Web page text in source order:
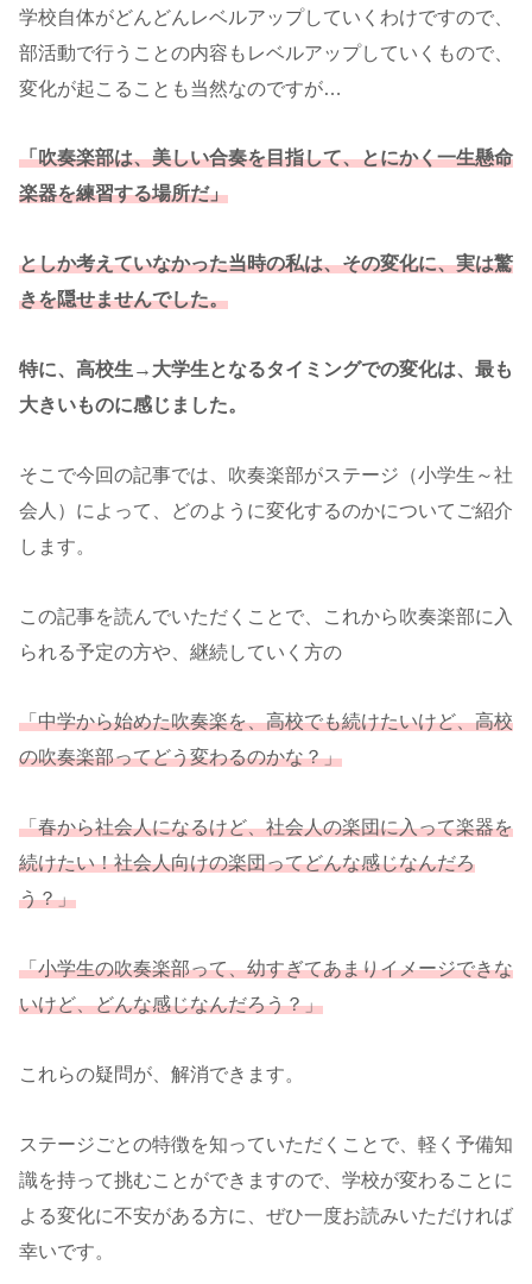
学校自体がどんどんレベルアップしていくわけですので、
部活動で行うことの内容もレベルアップしていくもので、
変化が起こることも当然なのですが…
「吹奏楽部は、美しい合奏を目指して、とにかく一生懸命
楽器を練習する場所だ」
としか考えていなかった当時の私は、その変化に、実は驚
きを隠せませんでした。
特に、高校生→大学生となるタイミングでの変化は、最も
大きいものに感じました。
そこで今回の記事では、吹奏楽部がステージ（小学生～社
会人）によって、どのように変化するのかについてご紹介
します。
この記事を読んでいただくことで、これから吹奏楽部に入
られる予定の方や、継続していく方の
「中学から始めた吹奏楽を、高校でも続けたいけど、高校
の吹奏楽部ってどう変わるのかな？」
「春から社会人になるけど、社会人の楽団に入って楽器を
続けたい！社会人向けの楽団ってどんな感じなんだろ
う？」
「小学生の吹奏楽部って、幼すぎてあまりイメージできな
いけど、どんな感じなんだろう？」
これらの疑問が、解消できます。
ステージごとの特徴を知っていただくことで、軽く予備知
識を持って挑むことができますので、学校が変わることに
よる変化に不安がある方に、ぜひ一度お読みいただければ
幸いです。